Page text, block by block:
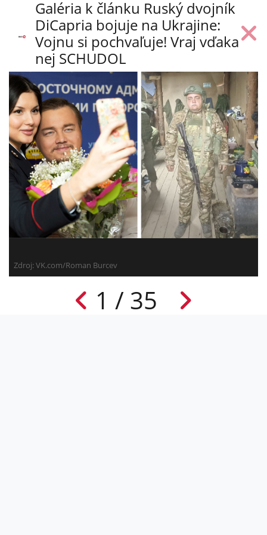
Galéria k článku Ruský dvojník
DiCapria bojuje na Ukrajine:
Vojnu si pochvaľuje! Vraj vďaka
nej SCHUDOL
Zdroj:VK.com/Roman Burcev
1 / 35